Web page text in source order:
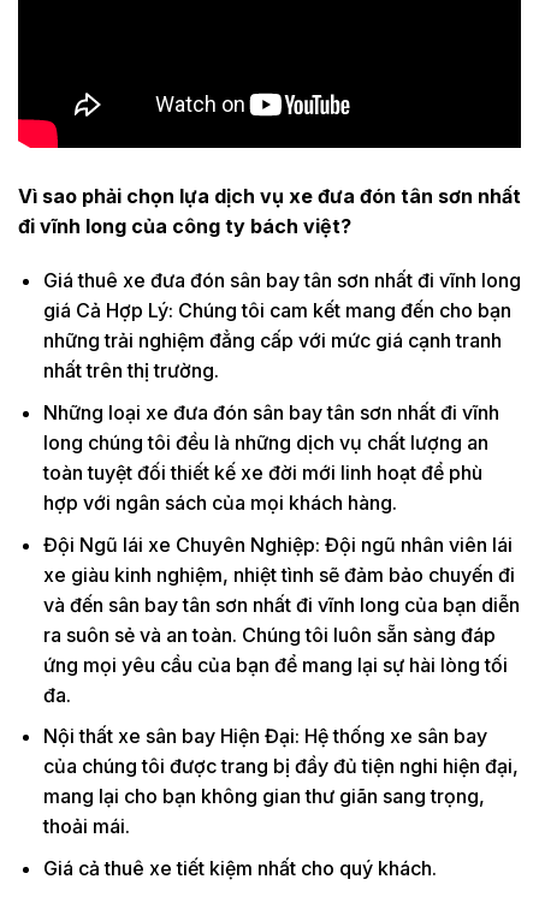
Vì sao phải chọn lựa dịch vụ xe đưa đón tân sơn nhất
đi vĩnh long của công ty bách việt?
Giá thuê xe đưa đón sân bay tân sơn nhất đi vĩnh long
giá Cả Hợp Lý: Chúng tôi cam kết mang đến cho bạn
những trải nghiệm đẳng cấp với mức giá cạnh tranh
nhất trên thị trường.
Những loại xe đưa đón sân bay tân sơn nhất đi vĩnh
long chúng tôi đều là những dịch vụ chất lượng an
toàn tuyệt đối thiết kế xe đời mới linh hoạt để phù
hợp với ngân sách của mọi khách hàng.
Đội Ngũ lái xe Chuyên Nghiệp: Đội ngũ nhân viên lái
xe giàu kinh nghiệm, nhiệt tình sẽ đảm bảo chuyến đi
và đến sân bay tân sơn nhất đi vĩnh long của bạn diễn
ra suôn sẻ và an toàn. Chúng tôi luôn sẵn sàng đáp
ứng mọi yêu cầu của bạn để mang lại sự hài lòng tối
đa.
Nội thất xe sân bay Hiện Đại: Hệ thống xe sân bay
của chúng tôi được trang bị đầy đủ tiện nghi hiện đại,
mang lại cho bạn không gian thư giãn sang trọng,
thoải mái.
Giá cả thuê xe tiết kiệm nhất cho quý khách.